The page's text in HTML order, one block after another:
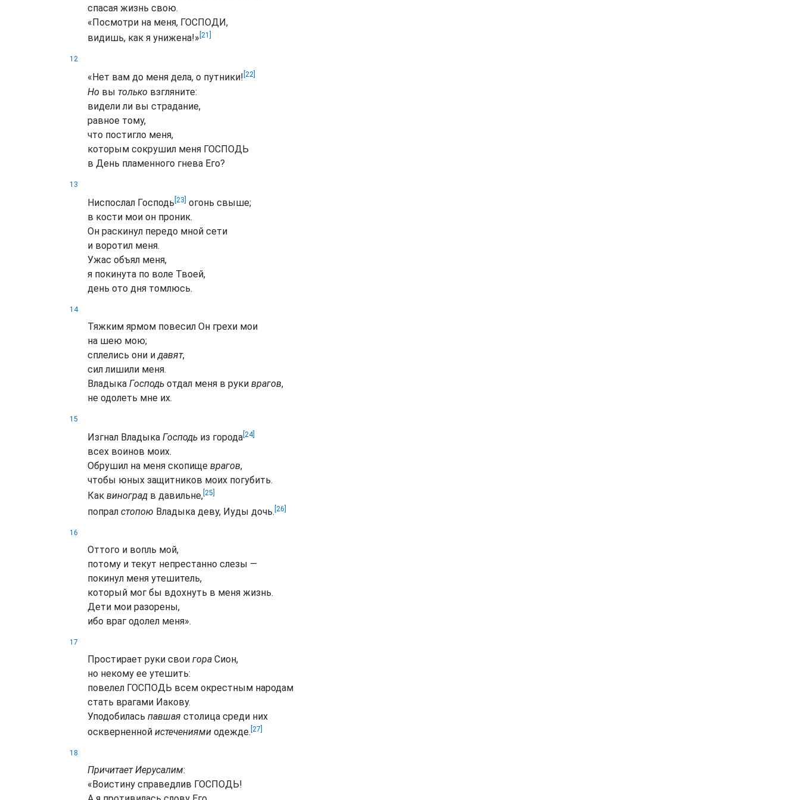
спасая жизнь свою.
«Посмотри на меня, ГОСПОДИ,
видишь, как я унижена!» [21]
12
«Нет вам до меня дела, о путники! [22]
Но вы только взгляните:
видели ли вы страдание,
равное тому,
что постигло меня,
которым сокрушил меня ГОСПОДЬ
в День пламенного гнева Его?
13
Ниспослал Господь [23] огонь свыше;
в кости мои он проник.
Он раскинул передо мной сети
и воротил меня.
Ужас объял меня,
я покинута по воле Твоей,
день ото дня томлюсь.
14
Тяжким ярмом повесил Он грехи мои
на шею мою;
сплелись они идавят,
сил лишили меня.
Владыка Господь отдал меня в руки врагов,
не одолеть мне их.
15
Изгнал Владыка Господь из города [24]
всех воинов моих.
Обрушил на меня скопище врагов,
чтобы юных защитников моих погубить.
Как виноград в давильне, [25]
попрал стопою Владыка деву, Иуды дочь. [26]
16
Оттого и вопль мой,
потому и текут непрестанно слезы —
покинул меня утешитель,
который мог бы вдохнуть в меня жизнь.
Дети мои разорены,
ибо враг одолел меня».
17
Простирает руки свои гора Сион,
но некому ее утешить:
повелел ГОСПОДЬ всем окрестным народам
стать врагами Иакову.
Уподобилась павшая столица среди них
оскверненной истечениями одежде. [27]
18
Причитает Иерусалим:
«Воистину справедлив ГОСПОДЬ!